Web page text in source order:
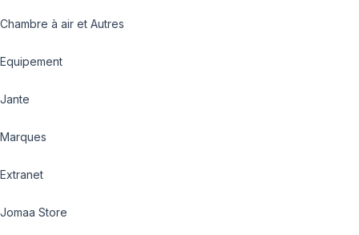
Chambre à air et Autres
Equipement
Jante
Marques
Extranet
Jomaa Store